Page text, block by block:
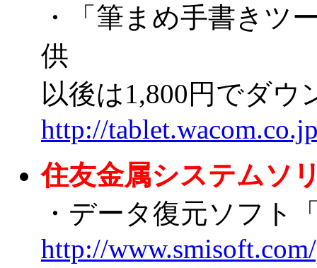
・「筆まめ手書きツ
供
以後は1,800円でダウ
http://
住友金属システムソ
・データ復元ソフト
http://